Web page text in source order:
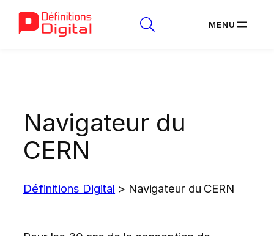
Navigateur du
CERN
Définitions Digital > Navigateur du CERN